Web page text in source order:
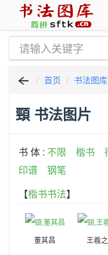
首页 书法图库
頸 书法图片
书 体 : 不限 楷书
印谱
钢笔
【楷书书法】
董其昌 王羲之